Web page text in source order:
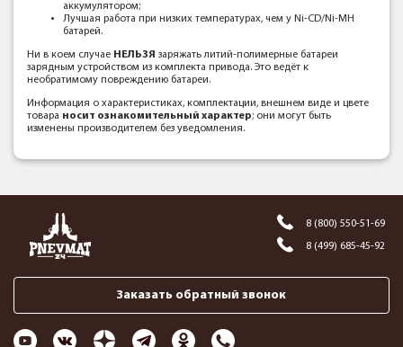
аккумулятором;
Лучшая работа при низких температурах, чем у Ni-CD/Ni-MH
батарей.
Ни в коем случае НЕЛЬЗЯ заряжать литий-полимерные батареи
зарядным устройством из комплекта привода. Это ведёт к
необратимому повреждению батареи.
Информация о характеристиках, комплектации, внешнем виде и цвете
товара носит ознакомительный характер; они могут быть
изменены производителем без уведомления.
8 (800) 550-51-69
8 (499) 685-45-92
Заказать обратный звонок